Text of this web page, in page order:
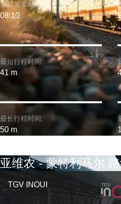
最短行程时间:
41 m
最早发车时间:
08:10
最长行程时间:
50 m
亚维农 - 蒙特利马尔
TGV INOUI